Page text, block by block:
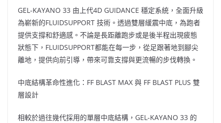
GEL-KAYANO 33 由上代4D GUIDANCE 穩定系統，全面升級
為嶄新的FLUIDSUPPORT 技術。透過雙層緩震中底，為跑者
提供支撐和舒適感。不論是長距離跑步或是後半程出現疲態
狀態下，FLUIDSUPPORT都能在每一步，從足跟著地到腳尖
離地，提供向前引導，帶來可靠支撐與更流暢的步伐轉換。
中底結構革命性進化：FF BLAST MAX 與 FF BLAST PLUS 雙
層設計
相較於過往幾代採用的單層中底結構，GEL-KAYANO 33 的